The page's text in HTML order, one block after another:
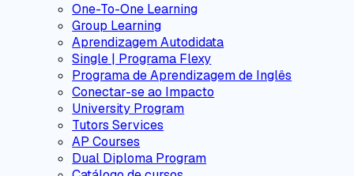
One-To-One Learning
Group Learning
Aprendizagem Autodidata
Single | Programa Flexy
Programa de Aprendizagem de Inglês
Conectar-se ao Impacto
University Program
Tutors Services
AP Courses
Dual Diploma Program